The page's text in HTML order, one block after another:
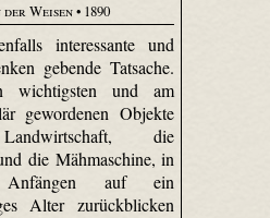
Weisen• 1890
interessante und
gebende Tatsache.
wichtigsten und am
gewordenen Objekte
die
die Mähmaschine, in
auf ein
Alter zurückblicken